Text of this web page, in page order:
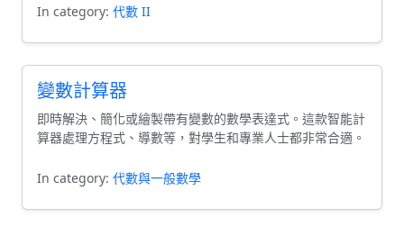
In category: 代數 II
變數計算器
即時解決、簡化或繪製帶有變數的數學表達式。這款智能計
算器處理方程式、導數等，對學生和專業人士都非常合適。
In category: 代數與一般數學